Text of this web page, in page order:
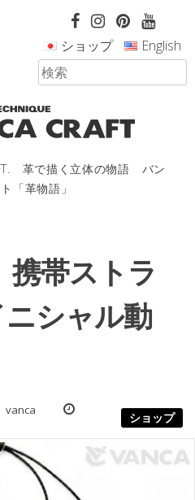
革で描く立体の物語 バン
「革物語」
ショップ English
帯ストラ
シャル動
ショップ
vanca